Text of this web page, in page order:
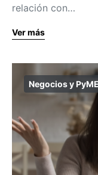
relación con…
Ver más
Negocios y